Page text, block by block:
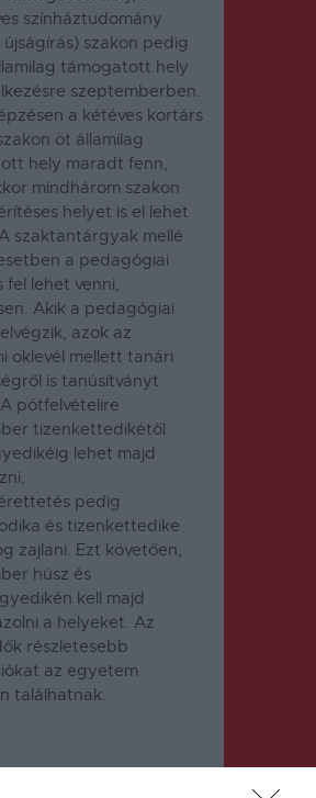
színháztudomány
újságírás) szakon pedig
támogatott hely
szeptemberben.
a kétéves kortárs
öt államilag
hely maradt fenn,
mindhárom szakon
helyet is el lehet
szaktantárgyak mellé
a pedagógiai
fel lehet venni,
Akik a pedagógiai
azok az
oklevél mellett tanári
is tanúsítványt
pótfelvételire
tizenkettedikétől
lehet majd
pedig
és tizenkettedike
zajlani. Ezt követően,
húsz és
kell majd
a helyeket. Az
részletesebb
az egyetem
találhatnak.